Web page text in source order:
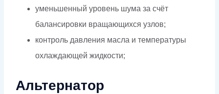
уменьшенный уровень шума за счёт
балансировки вращающихся узлов;
контроль давления масла и температуры
охлаждающей жидкости;
Альтернатор